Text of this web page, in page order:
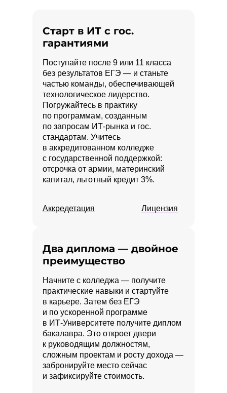
Лицензия
Старт в ИТ с гос.
гарантиями
Поступайте после 9 или 11 класса
без результатов ЕГЭ — и станьте
частью команды, обеспечивающей
технологическое лидерство.
Погружайтесь в практику
по программам, созданным
по запросам ИТ-рынка и гос.
стандартам. Учитесь
в аккредитованном колледже
с государственной поддержкой:
отсрочка от армии, материнский
капитал, льготный кредит 3%.
Аккредетация
Два диплома — двойное
преимущество
Начните с колледжа — получите
практические навыки и стартуйте
в карьере. Затем без ЕГЭ
и по ускоренной программе
в ИТ‑Университете получите диплом
бакалавра. Это откроет двери
к руководящим должностям,
сложным проектам и росту дохода —
забронируйте место сейчас
и зафиксируйте стоимость.